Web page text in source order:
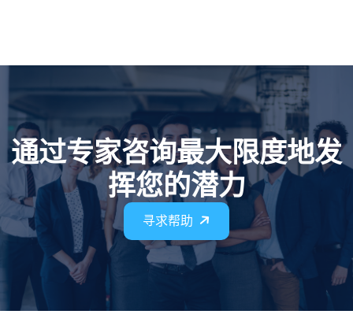
通过专家咨询最大限度地发
挥您的潜力
寻求帮助